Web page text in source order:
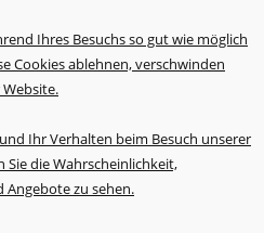
Ihres Besuchs so gut wie möglich
Cookies ablehnen, verschwinden
Ihr Verhalten beim Besuch unserer
die Wahrscheinlichkeit,
zu sehen.